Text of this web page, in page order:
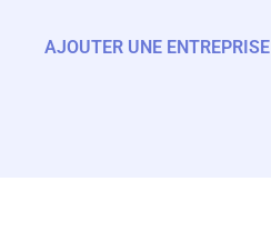
AJOUTER UNE ENTREPRISE